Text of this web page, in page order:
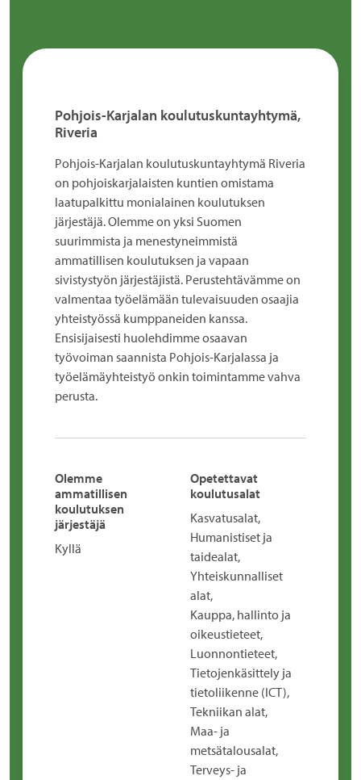
Pohjois-Karjalan koulutuskuntayhtymä,
Riveria
Pohjois-Karjalan koulutuskuntayhtymä Riveria
on pohjoiskarjalaisten kuntien omistama
laatupalkittu monialainen koulutuksen
järjestäjä. Olemme on yksi Suomen
suurimmista ja menestyneimmistä
ammatillisen koulutuksen ja vapaan
sivistystyön järjestäjistä. Perustehtävämme on
valmentaa työelämään tulevaisuuden osaajia
yhteistyössä kumppaneiden kanssa.
Ensisijaisesti huolehdimme osaavan
työvoiman saannista Pohjois-Karjalassa ja
työelämäyhteistyö onkin toimintamme vahva
perusta.
Olemme
ammatillisen
koulutuksen
järjestäjä
Kyllä
Opetettavat
koulutusalat
Kasvatusalat,
Humanistiset ja
taidealat,
Yhteiskunnalliset
alat,
Kauppa, hallinto ja
oikeustieteet,
Luonnontieteet,
Tietojenkäsittely ja
tietoliikenne (ICT),
Tekniikan alat,
Maa- ja
metsätalousalat,
Terveys- ja